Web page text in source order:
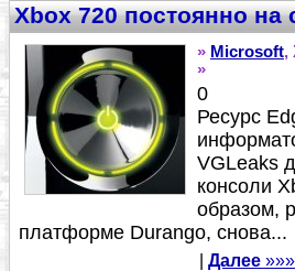
Xbox 720 постоянно на
» Microsoft,
»
0
Ресурс
VGLeaks
консоли
образом,
платформе Durango, снова...
Далее »»»